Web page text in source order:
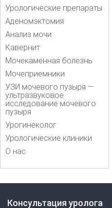
Урологические препараты
Аденомэктомия
Анализ мочи
Кавернит
Мочекаменная болезнь
Мочеприемники
УЗИ мочевого пузыря —
ультразвуковое
исследование мочевого
пузыря
Урогинеколог
Урологические клиники
О нас
Консультация уролога